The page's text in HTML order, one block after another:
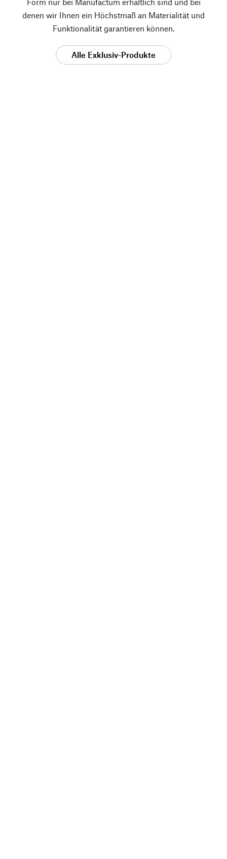
denen wir Ihnen ein Höchstmaß an Materialität und
Funktionalität garantieren können.
Alle Exklusiv-Produkte